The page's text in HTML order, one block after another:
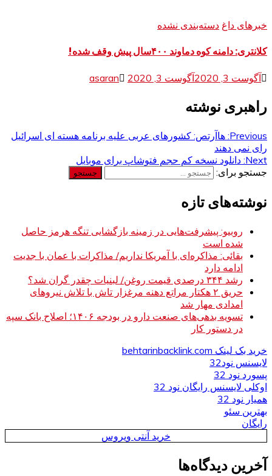
خبرهای داغ دسته‌بندی نشده
کلانتری: دامنه کوه دماوند ۴۰۰سال پیش وقف شده!
آگوست 3, 2020 آگوست 3, 2020 asaran
راهبری نوشته
Previous: هاآرتص: کشورهای عربی علیه برنامه هسته ای اسرائیل
رای نمی دهند
Next: دانلود نسخه کم حجم فتوشاپ برای موبایل
جستجو برای:
نوشته‌های تازه
روبیو: پیشرفت‌هایی در زمینه بازگشایی تنگه هرمز حاصل
شده است
بقائی: مذاکره‌ای با آمریکا نداریم/ مذاکرات با عمان با جدیت
ادامه دارد
رشد ۳۴۴ درصدی قیمت روغن/ لبنیات چقدر گران شد؟
حریق ۲ هکتار مراتع دهنه مرغزار تاش با تلاش نیروهای
امدادی مهار شد
تسویه بدهی‌های صنعت دارو در بودجه ۱۴۰۶؛ اصلاح بانک سپه
در دستور کار
خرید بک لینک behtarinbacklink.com
لایسنس نود32
پسورد نود 32
اوکلی لایسنس رایگان نود 32
همیار نود 32
بهترین سئو
رایگان
خرید آنتی ویروس
آخرین دیدگاه‌ها